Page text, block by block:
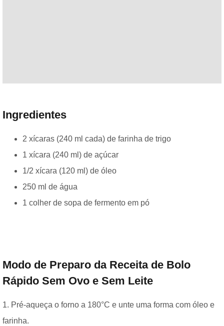
Ingredientes
2 xícaras (240 ml cada) de farinha de trigo
1 xícara (240 ml) de açúcar
1/2 xícara (120 ml) de óleo
250 ml de água
1 colher de sopa de fermento em pó
Modo de Preparo da Receita de Bolo
Rápido Sem Ovo e Sem Leite
1. Pré-aqueça o forno a 180°C e unte uma forma com óleo e
farinha.